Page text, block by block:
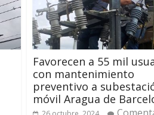
Favorecen a 55 mil
con mantenimiento
preventivo a
móvil Aragua de